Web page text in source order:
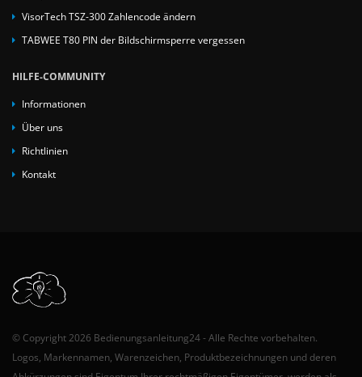
VisorTech TSZ-300 Zahlencode ändern
TABWEE T80 PIN der Bildschirmsperre vergessen
HILFE-COMMUNITY
Informationen
Über uns
Richtlinien
Kontakt
© Copyright 2026 Bedienungsanleitung24 - Alle Rechte vorbehalten.
Logos, Markennamen, Warenzeichen, Produktbezeichnungen und deren